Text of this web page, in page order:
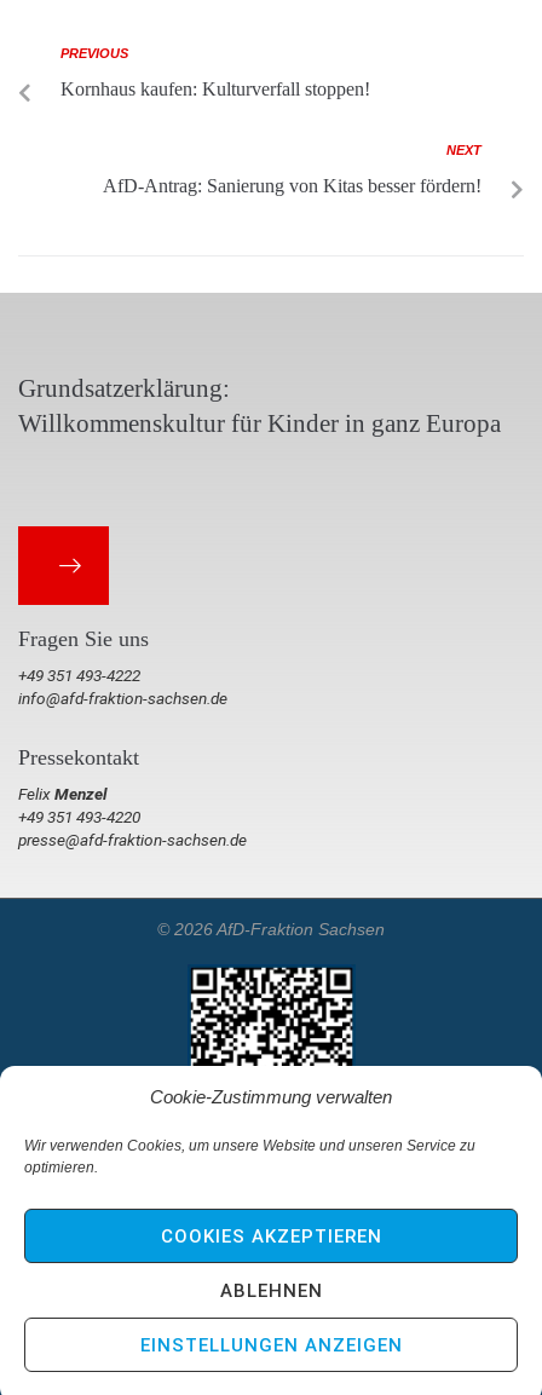
Cookie-Zustimmung verwalten
Wir verwenden Cookies, um unsere Website und unseren Service zu
optimieren.
COOKIES AKZEPTIEREN
ABLEHNEN
EINSTELLUNGEN ANZEIGEN
PREVIOUS
Kornhaus kaufen: Kulturverfall stoppen!
NEXT
AfD-Antrag: Sanierung von Kitas besser fördern!
Grundsatzerklärung:
Willkommenskultur für Kinder in ganz Europa
Fragen Sie uns
+49 351 493-4222
info@afd-fraktion-sachsen.de
Pressekontakt
FelixMenzel
+49 351 493-4220
presse@afd-fraktion-sachsen.de
© 2026 AfD-Fraktion Sachsen
Startseite
Kontakt
Impressum & Haftungsausschluss
Datenschutz